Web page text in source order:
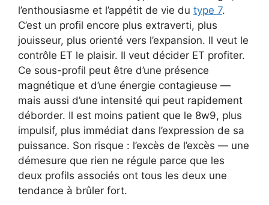
l’enthousiasme et l’appétit de vie du type 7.
C’est un profil encore plus extraverti, plus
jouisseur, plus orienté vers l’expansion. Il veut le
contrôle ET le plaisir. Il veut décider ET profiter.
Ce sous-profil peut être d’une présence
magnétique et d’une énergie contagieuse —
mais aussi d’une intensité qui peut rapidement
déborder. Il est moins patient que le 8w9, plus
impulsif, plus immédiat dans l’expression de sa
puissance. Son risque : l’excès de l’excès — une
démesure que rien ne régule parce que les
deux profils associés ont tous les deux une
tendance à brûler fort.